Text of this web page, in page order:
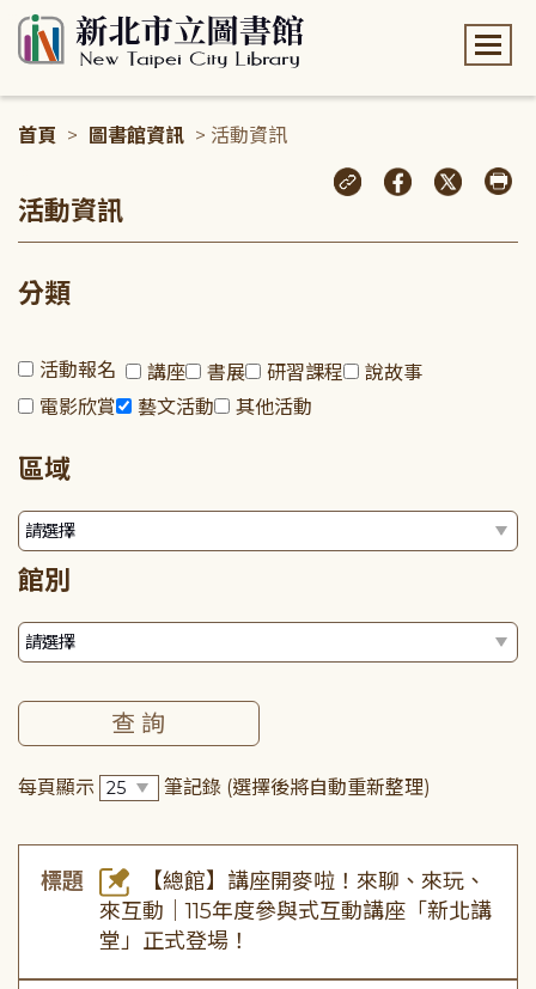
首頁 > 圖書館資訊 > 活動資訊
活動資訊
分類
活動報名 講座 書展 研習課程
說故事
電影欣賞
藝文活動 其他活動
區域
館別
每頁顯示 筆記錄 (選擇後將自動重新整理)
標題
【總館】講座開麥啦！來聊、來玩、
來互動｜115年度參與式互動講座「新北講
堂」正式登場！